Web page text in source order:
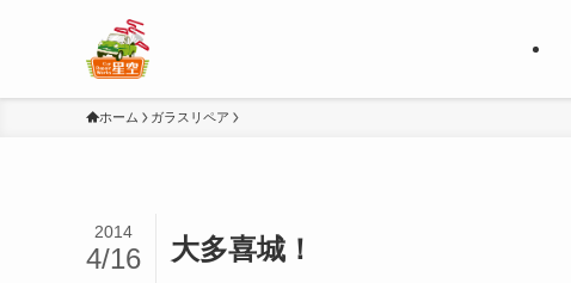
ホーム ガラスリペア
大多喜城！
2014
4/16